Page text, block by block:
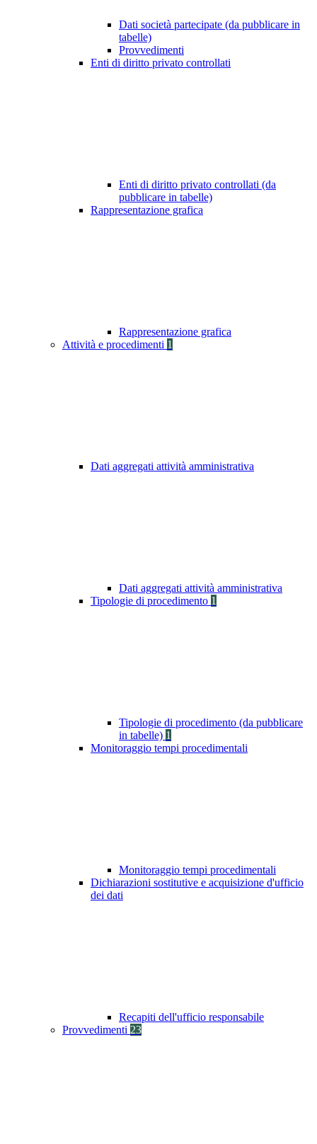
Dati società partecipate (da pubblicare in
tabelle)
Provvedimenti
Enti di diritto privato controllati
Enti di diritto privato controllati (da
pubblicare in tabelle)
Rappresentazione grafica
Rappresentazione grafica
Attività e procedimenti 1
Dati aggregati attività amministrativa
Dati aggregati attività amministrativa
Tipologie di procedimento 1
Tipologie di procedimento (da pubblicare
in tabelle) 1
Monitoraggio tempi procedimentali
Monitoraggio tempi procedimentali
Dichiarazioni sostitutive e acquisizione d'ufficio
dei dati
Recapiti dell'ufficio responsabile
Provvedimenti 23